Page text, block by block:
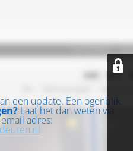
een update. Een ogenblik
Laat het dan weten via
adres: